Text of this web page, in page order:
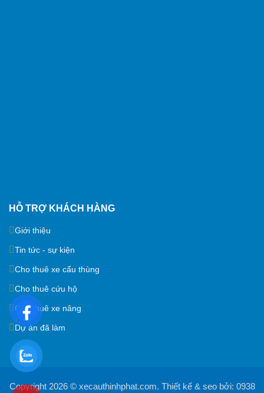
HỖ TRỢ KHÁCH HÀNG
Giới thiệu
Tin tức - sự kiện
Cho thuê xe cẩu thùng
Cho thuê cứu hộ
Cho thuê xe nâng
Dự án đã làm
Copyright 2026 © xecauthinhphat.com. Thiết kế & seo bởi: 0938